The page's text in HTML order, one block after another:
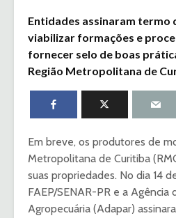
Entidades assinaram termo
viabilizar formações e
fornecer selo de boas
Região Metropolitana de
Em breve, os produtores de
Metropolitana de Curitiba
suas propriedades. No dia 14
FAEP/SENAR-PR e a Agência
Agropecuária (Adapar)